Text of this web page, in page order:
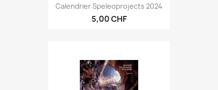
Calendrier Speleoprojects 2024
5,00 CHF